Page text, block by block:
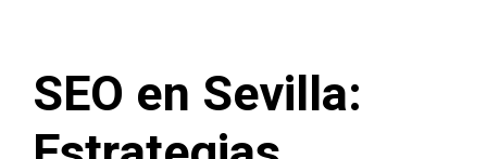
SEO en Sevilla: